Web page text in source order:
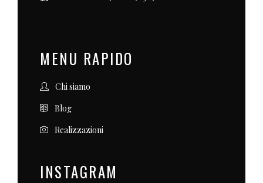
MENU RAPIDO
Chi siamo
Blog
Realizzazioni
INSTAGRAM